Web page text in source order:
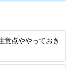
意点ややっておき